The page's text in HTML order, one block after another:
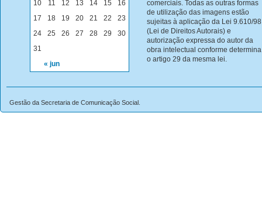
« jun
10
11 12 13 14 15
16
17
18 19 20 21 22
23
24
25 26 27 28 29
30
31
comerciais. Todas as outras formas
de utilização das imagens estão
sujeitas à aplicação da Lei 9.610/98
(Lei de Direitos Autorais) e
autorização expressa do autor da
obra intelectual conforme determina
o artigo 29 da mesma lei.
Gestão da Secretaria de Comunicação Social.